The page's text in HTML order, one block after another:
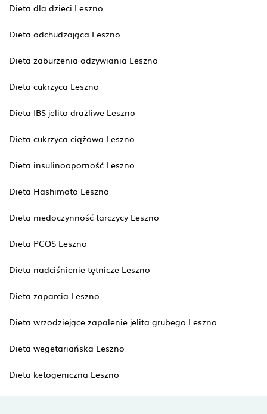
Dieta dla dzieci Leszno
Dieta odchudzająca Leszno
Dieta zaburzenia odżywiania Leszno
Dieta cukrzyca Leszno
Dieta IBS jelito drażliwe Leszno
Dieta cukrzyca ciążowa Leszno
Dieta insulinooporność Leszno
Dieta Hashimoto Leszno
Dieta niedoczynność tarczycy Leszno
Dieta PCOS Leszno
Dieta nadciśnienie tętnicze Leszno
Dieta zaparcia Leszno
Dieta wrzodziejące zapalenie jelita grubego Leszno
Dieta wegetariańska Leszno
Dieta ketogeniczna Leszno